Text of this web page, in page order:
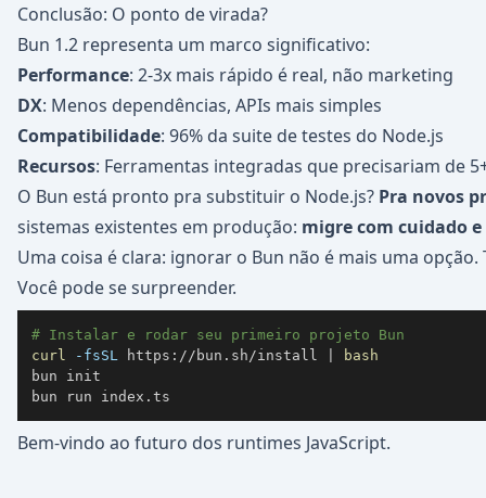
Conclusão: O ponto de virada?
Bun 1.2 representa um marco significativo:
Performance: 2-3x mais rápido é real, não marketing
DX: Menos dependências, APIs mais simples
Compatibilidade: 96% da suite de testes do Node.js
Recursos: Ferramentas integradas que precisariam de
O Bun está pronto pra substituir o Node.js? Pra novos
sistemas existentes em produção: migre com cuidado
Uma coisa é clara: ignorar o Bun não é mais uma
Você pode se surpreender.
# Instalar e rodar seu primeiro projeto Bun
curl
-fsSL https://bun.sh/install
bash
bun init
bun run index.ts
Bem-vindo ao futuro dos runtimes JavaScript.